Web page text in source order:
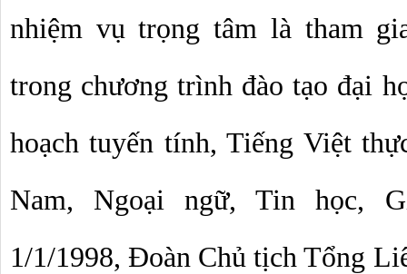
nhiệm vụ trọng tâm là tham
trong chương trình đào tạo đại
hoạch tuyến tính, Tiếng Việt
Nam, Ngoại ngữ, Tin học,
1/1/1998, Đoàn Chủ tịch Tổng